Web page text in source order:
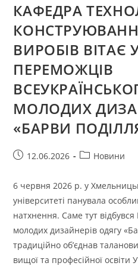
КАФЕДРА
ВИРОБІВ ВІТАЄ
ПЕРЕМОЖЦІВ
МОЛОДИХ
«БАРВИ
Запис12.06.2026
Категорія
Новини
6 червня 2026 р. у
університеті панувала
натхнення. Саме тут відбувся
молодих дизайнерів одягу
традиційно об’єднав
вищої та професійної освіти